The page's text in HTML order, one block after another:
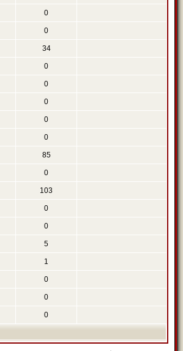
0
0
34
0
0
0
0
0
85
0
103
0
0
5
1
0
0
0